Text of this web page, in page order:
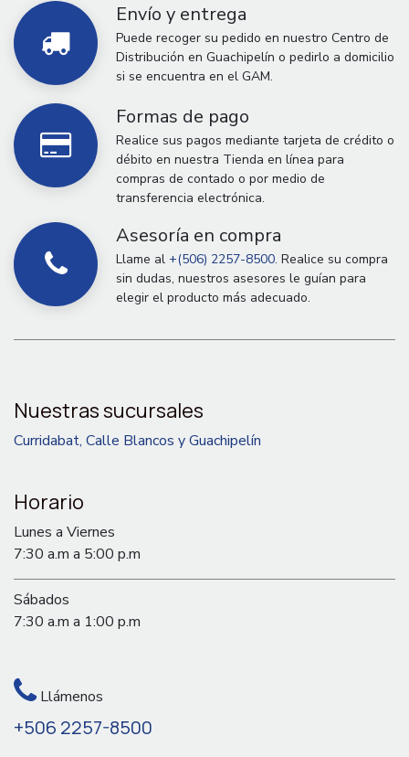
Envío y entrega
Puede recoger su pedido en nuestro Centro de
Distribución en Guachipelín o pedirlo a domicilio
si se encuentra en el GAM.
Formas de pago
Realice sus pagos mediante tarjeta de crédito o
débito en nuestra Tienda en línea para
compras de contado o por medio de
transferencia electrónica.
Asesoría en compra
Llame al +(506) 2257-8500. Realice su compra
sin dudas, nuestros asesores le guían para
elegir el producto más adecuado.
Nuestras sucursales
Curridabat, Calle Blancos y Guachipelín
Horario
Lunes a Viernes
7:30 a.m a 5:00 p.m
Sábados
7:30 a.m a 1:00 p.m
Llámenos
+506 2257-8500